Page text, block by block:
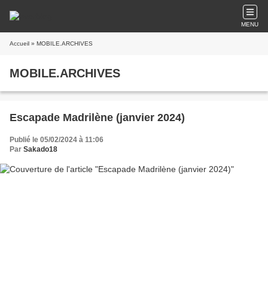
MENU
Accueil » MOBILE.ARCHIVES
MOBILE.ARCHIVES
Escapade Madrilène (janvier 2024)
Publié le 05/02/2024 à 11:06
Par Sakado18